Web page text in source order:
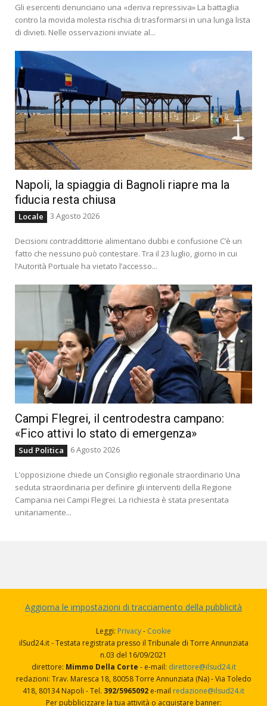
Gli esercenti denunciano una «deriva repressiva» La battaglia
contro la movida molesta rischia di trasformarsi in una lunga lista
di divieti. Nelle osservazioni inviate al...
Napoli, la spiaggia di Bagnoli riapre ma la
fiducia resta chiusa
Locale 3 Agosto 2026
Decisioni contraddittorie alimentano dubbi e confusione C’è un
fatto che nessuno può contestare. Tra il 23 luglio, giorno in cui
l’Autorità Portuale ha vietato l’accesso...
Campi Flegrei, il centrodestra campano:
«Fico attivi lo stato di emergenza»
Sud Politica 6 Agosto 2026
L'opposizione chiede un Consiglio regionale straordinario Una
seduta straordinaria per definire gli interventi della Regione
Campania nei Campi Flegrei. La richiesta è stata presentata
unitariamente...
Aggiorna le impostazioni di tracciamento della pubblicità
Leggi: Privacy- Cookie
ilSud24.it - Testata registrata presso il Tribunale di Torre Annunziata
n.03 del 16/09/2021
direttore: Mimmo Della Corte - e-mail: direttore@ilsud24.it
redazioni: Trav. Maresca 18, 80058 Torre Annunziata (Na) - Via Toledo
418, 80134 Napoli - Tel. 392/5965092 e-mail redazione@ilsud24.it
Per pubblicizzare la tua attività o acquistare banner: